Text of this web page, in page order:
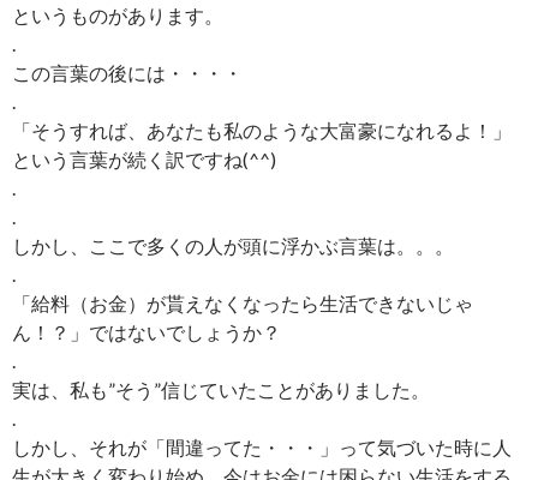
というものがあります。
.
この言葉の後には・・・・
.
「そうすれば、あなたも私のような大富豪になれるよ！」
という言葉が続く訳ですね(^^)
.
.
しかし、ここで多くの人が頭に浮かぶ言葉は。。。
.
「給料（お金）が貰えなくなったら生活できないじゃ
ん！？」ではないでしょうか？
.
実は、私も”そう”信じていたことがありました。
.
しかし、それが「間違ってた・・・」って気づいた時に人